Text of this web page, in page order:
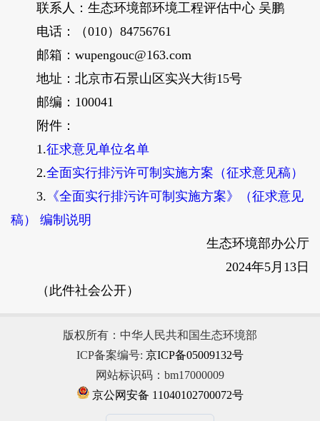
联系人：生态环境部环境工程评估中心 吴鹏
电话：（010）84756761
邮箱：wupengouc@163.com
地址：北京市石景山区实兴大街15号
邮编：100041
附件：
1.征求意见单位名单
2.全面实行排污许可制实施方案（征求意见稿）
3. 《全面实行排污许可制实施方案》（征求意见
稿） 编制说明
生态环境部办公厅
2024年5月13日
（此件社会公开）
版权所有：中华人民共和国生态环境部
ICP备案编号: 京ICP备05009132号
网站标识码：bm17000009
京公网安备 11040102700072号